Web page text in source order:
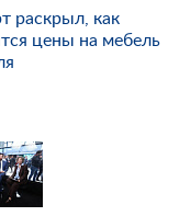
раскрыл, как
цены на мебель